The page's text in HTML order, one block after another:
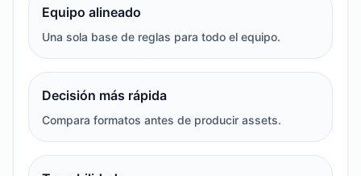
Equipo alineado
Una sola base de reglas para todo el equipo.
Decisión más rápida
Compara formatos antes de producir assets.